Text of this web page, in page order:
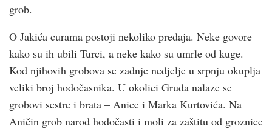
grob.
O Jakića curama postoji nekoliko predaja. Neke govore
kako su ih ubili Turci, a neke kako su umrle od kuge.
Kod njihovih grobova se zadnje nedjelje u srpnju okuplja
veliki broj hodočasnika. U okolici Gruda nalaze se
grobovi sestre i brata – Anice i Marka Kurtovića. Na
Aničin grob narod hodočasti i moli za zaštitu od groznice